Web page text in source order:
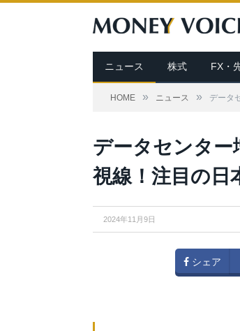
ニュース 株式 FX・
HOME » ニュース » データ
データセンター
視線！注目の日
2024年11月9日
シェア